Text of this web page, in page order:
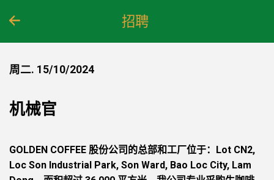
招聘
周二. 15/10/2024
机械官
GOLDEN COFFEE 股份公司的总部和工厂位于：Lot CN2,
Loc Son Industrial Park, Son Ward, Bao Loc City, Lam